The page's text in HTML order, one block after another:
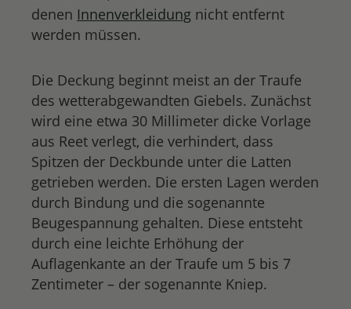
denen Innenverkleidung nicht entfernt
werden müssen.
Die Deckung beginnt meist an der Traufe
des wetterabgewandten Giebels. Zunächst
wird eine etwa 30 Millimeter dicke Vorlage
aus Reet verlegt, die verhindert, dass
Spitzen der Deckbunde unter die Latten
getrieben werden. Die ersten Lagen werden
durch Bindung und die sogenannte
Beugespannung gehalten. Diese entsteht
durch eine leichte Erhöhung der
Auflagenkante an der Traufe um 5 bis 7
Zentimeter – der sogenannte Kniep.